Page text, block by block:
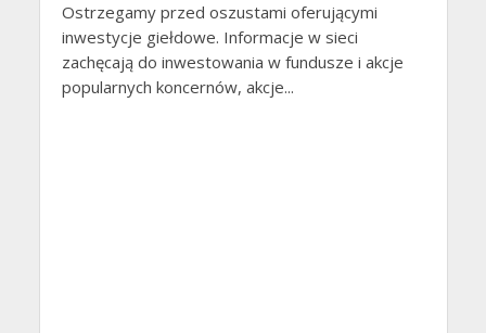
Ostrzegamy przed oszustami oferującymi
inwestycje giełdowe. Informacje w sieci
zachęcają do inwestowania w fundusze i akcje
popularnych koncernów, akcje...